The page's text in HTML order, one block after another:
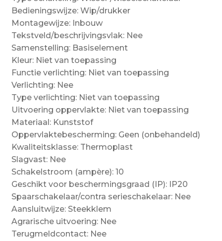
Bedieningswijze: Wip/drukker
Montagewijze: Inbouw
Tekstveld/beschrijvingsvlak: Nee
Samenstelling: Basiselement
Kleur: Niet van toepassing
Functie verlichting: Niet van toepassing
Verlichting: Nee
Type verlichting: Niet van toepassing
Uitvoering oppervlakte: Niet van toepassing
Materiaal: Kunststof
Oppervlaktebescherming: Geen (onbehandeld)
Kwaliteitsklasse: Thermoplast
Slagvast: Nee
Schakelstroom (ampère): 10
Geschikt voor beschermingsgraad (IP): IP20
Spaarschakelaar/contra serieschakelaar: Nee
Aansluitwijze: Steekklem
Agrarische uitvoering: Nee
Terugmeldcontact: Nee